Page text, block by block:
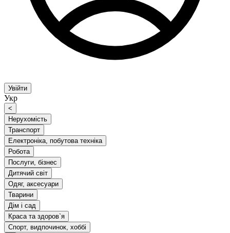
Увійти
Укр
<
Нерухомість
Транспорт
Електроніка, побутова техніка
Робота
Послуги, бізнес
Дитячий світ
Одяг, аксесуари
Тварини
Дім і сад
Краса та здоров`я
Спорт, видпочинок, хоббі